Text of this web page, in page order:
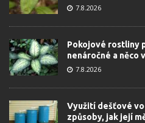
7.8.2026
Pokojové rostliny
nenáročné a něco
7.8.2026
Využití dešťové
způsoby, jak její